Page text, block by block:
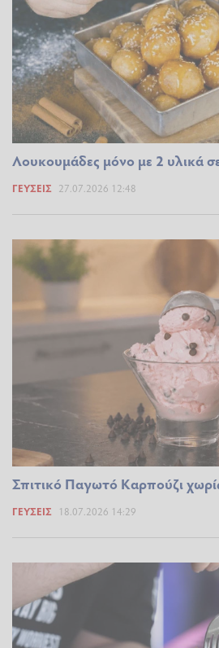
Λουκουμάδες μόνο με 2 υλικά
ΓΕΎΣΕΙΣ 27.07.2026 12:48
Σπιτικό Παγωτό Καρπούζι
ΓΕΎΣΕΙΣ 18.07.2026 14:29